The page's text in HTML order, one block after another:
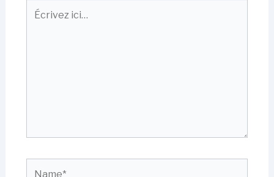
Écrivez
ici…